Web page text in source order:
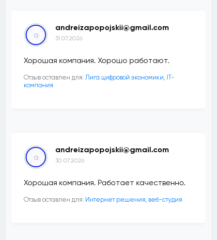
a
andreizapopojskii@gmail.com
31.07.2026
Хорошая компания. Хорошо работают.
Отзыв оставлен для: Лига цифровой экономики, IT-
компания
a
andreizapopojskii@gmail.com
30.07.2026
Хорошая компания. Работает качественно.
Отзыв оставлен для: Интернет решения, веб-студия